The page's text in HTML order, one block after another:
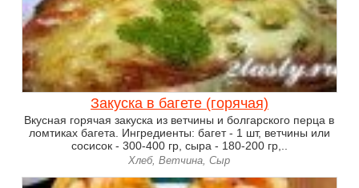
Закуска в багете (горячая)
Вкусная горячая закуска из ветчины и болгарского перца в
ломтиках багета. Ингредиенты: багет - 1 шт, ветчины или
сосисок - 300-400 гр, сыра - 180-200 гр,..
Хлеб, Ветчина, Сыр